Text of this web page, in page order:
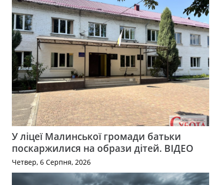
У ліцеї Малинської громади батьки
поскаржилися на образи дітей. ВІДЕО
Четвер, 6 Серпня, 2026